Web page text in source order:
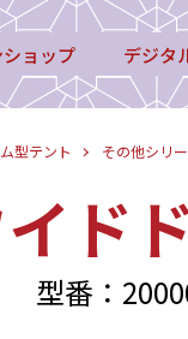
ョップ デジタ
型テント その他シリ
ド
型番：